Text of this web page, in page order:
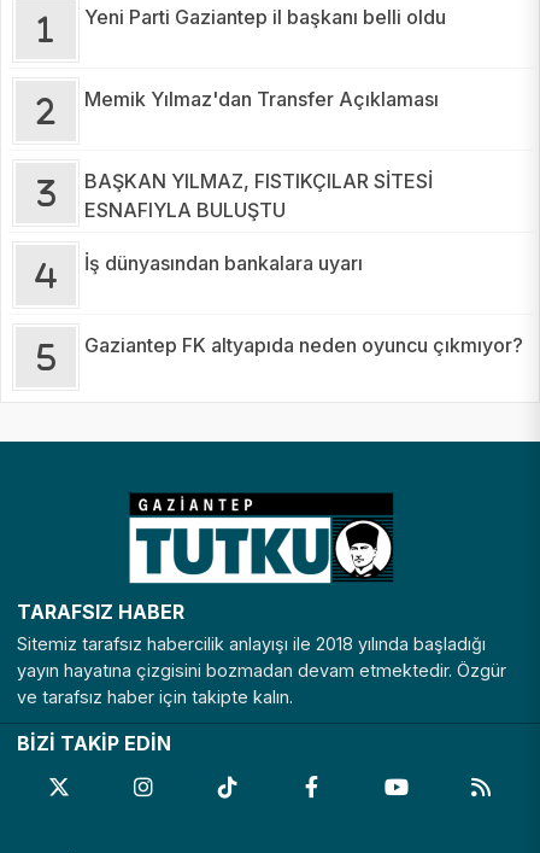
Yeni Parti Gaziantep il başkanı belli oldu
Memik Yılmaz'dan Transfer Açıklaması
BAŞKAN YILMAZ, FISTIKÇILAR SİTESİ
ESNAFIYLA BULUŞTU
İş dünyasından bankalara uyarı
Gaziantep FK altyapıda neden oyuncu çıkmıyor?
TARAFSIZ HABER
Sitemiz tarafsız habercilik anlayışı ile 2018 yılında başladığı
yayın hayatına çizgisini bozmadan devam etmektedir. Özgür
ve tarafsız haber için takipte kalın.
BİZİ TAKİP EDİN